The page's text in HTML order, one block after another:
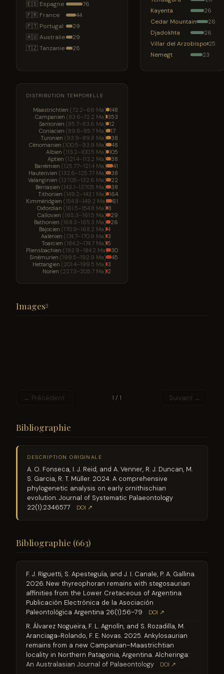
🇪🇸 Espagne 76
🇫🇷 France 44
🇵🇹 Portugal 29
🇦🇺 Australie 29
🇹🇿 Tanzanie 28
Kayenta 26
Cedar Mountain 26
Djadokhta 26
Villar del Arzobispo 25
Nemegt 23
DISTRIBUTION TEMPORELLE
Maastrichtien (72.2–66 Ma) 148
Campanien (83.6–72.2 Ma) 353
Santonien (85.7–83.6 Ma) 12
Coniacien (89.8–85.7 Ma)
17
Turonien (93.9–89.8 Ma)
38
Cénomanien (100.5–93.9 Ma)
48
Albien (113.2–100.5 Ma) 105
Aptien (121.4–113.2 Ma)
38
Barrémien (125.77–121.4 Ma)
41
Hauterivien (132.6–125.77 Ma)
38
Valanginien (137.05–132.6 Ma)
22
Berriasien (143.1–137.05 Ma)
38
Tithonien (149.2–143.1 Ma) 164
Kimméridgien (154.8–149.2 Ma)
61
Oxfordian (161.5–154.8 Ma) 8
Callovien (165.3–161.5 Ma)
29
Bathonien (168.2–165.3 Ma)
26
Bajocien (170.9–168.2 Ma) 4
Aalénien (174.7–170.9 Ma) 3
Toarcien (184.2–174.7 Ma) 5
Pliensbachien (192.9–184.2 Ma) 30
Sinémurien (199.5–192.9 Ma)
45
Hettangien (201.4–199.5 Ma) 3
Norien (227.3–205.7 Ma) 2
Images3
← Précédent 1 / 1 Suivant →
Bibliographie
DESCRIPTION ORIGINALE
A. O. Fonseca, I. J. Reid, and A. Venner, R. J. Duncan, M.
S. Garcia, R. T. Müller. 2024. A comprehensive
phylogenetic analysis on early ornithischian
evolution. Journal of Systematic Palaeontology
22(1):2346577
DOI ↗
Bibliographie (663)
F. J. Riguetti, S. Apesteguía, and J. I. Canale, P. A. Gallina.
2026. New thyreophoran remains with stegosaurian
affinities from the Lower Cretaceous of Argentina.
Publicación Electrónica de la Asociación
Paleontológica Argentina 26(1):56–79
DOI ↗
R. Álvarez Nogueira, F. L. Agnolín, and S. Rozadilla, M.
Aranciaga-Rolando, F. E. Novas. 2025. Ankylosaurian
remains from a new Campanian–Maastrichtian
locality in Northern Patagonia, Argentina. Alcheringa:
An Australasian Journal of Palaeontology
DOI ↗